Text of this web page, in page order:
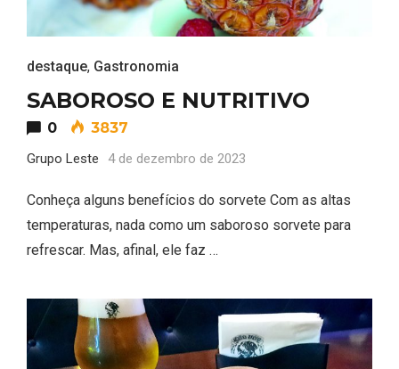
destaque, Gastronomia
SABOROSO E NUTRITIVO
0 3837
Grupo Leste 4 de dezembro de 2023
Conheça alguns benefícios do sorvete Com as altas
temperaturas, nada como um saboroso sorvete para
refrescar. Mas, afinal, ele faz …